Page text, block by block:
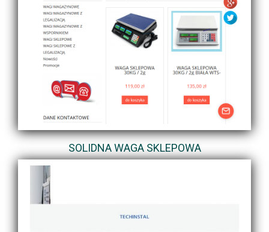
SOLIDNA WAGA SKLEPOWA